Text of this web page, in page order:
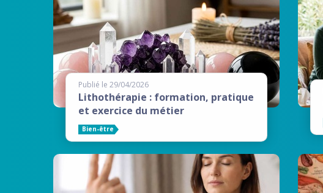
Publié le 29/04/2026
Lithothérapie : formation, pratique
et exercice du métier
Bien-être